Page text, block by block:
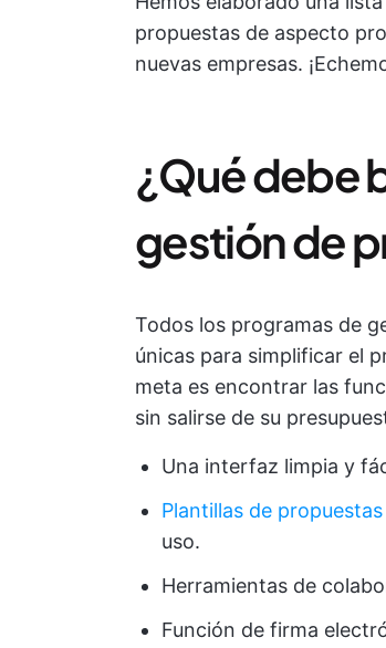
propuestas de aspecto
nuevas empresas.
¿Qué debe
gestión de
Todos los programas de
únicas para simplificar el
meta es encontrar las
sin salirse de su
Una interfaz limpia y
Plantillas de
uso.
Herramientas de
Función de firma